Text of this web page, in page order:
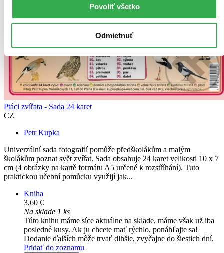
Povoliť všetko
Odmietnuť
Ptáci zvířata - Sada 24 karet
CZ
Petr Kupka
Univerzální sada fotografií pomůže předškolákům a malým
školákům poznat svět zvířat. Sada obsahuje 24 karet velikosti 10 x 7
cm (4 obrázky na kartě formátu A5 určené k rozstříhání). Tuto
praktickou učební pomůcku využijí jak...
Kniha
3,60 €
Na sklade 1 ks
Túto knihu máme síce aktuálne na sklade, máme však už iba
posledné kusy. Ak ju chcete mať rýchlo, ponáhľajte sa!
Dodanie ďalších môže trvať dlhšie, zvyčajne do šiestich dní.
Pridať do zoznamu